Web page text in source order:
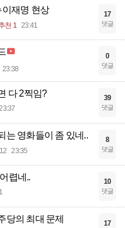
재명 현상
천 1 23:41
17
댓글
23:38
0
댓글
다 2찍임? 39
댓글
는 영화들이 좀 있네..
23:35
8
댓글
렵네.. 10
댓글
당의 최대 문제 17